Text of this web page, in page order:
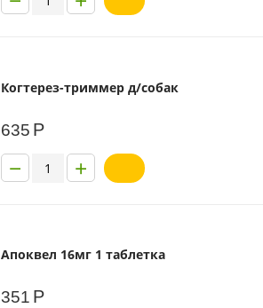
Когтерез-триммер д/собак
635 Р
+
−
Апоквел 16мг 1 таблетка
351 Р